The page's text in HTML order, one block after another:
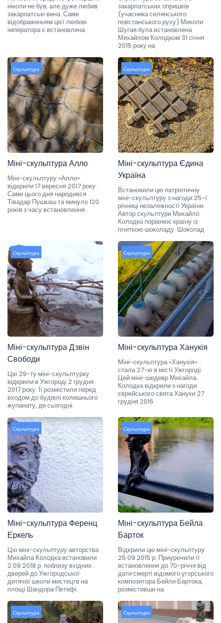
ніколи не був, але дуже любив
закарпатські вина. Саме
відображенням цієї любові
імператора є встановлена
закарпатських опришків
(учасника селянського
повстанського руху) Миколи
Шугая була встановлена
Михайлом Колодком 31 січня
2015 року на
Скульптури
Міні-скульптура Алло
Міні-скульптуру «Алло»
відкрили 17 вересня 2017 року.
Саме цього дня народився
Тівадар Пушкаш та минуло 120
років з часу встановлення
Скульптури
Міні-скульптура Єдина
Україна
Встановили цю патріотичну
міні-скульптуру з нагоди 25-ї
річниці незалежності України.
Автор скульптури Михайло
Колодко порівнює країну із
плиткою шоколаду. Шоколад
Скульптури
Міні-скульптура Дзвін
Свободи
Цю 29-ту міні-скульптурку
відкрили в Ужгороді 2 грудня
2017 року. Її розмістили перед
входом до будівлі колишнього
жупанату, де сьогодні
Скульптури
Міні-скульптура Ханукія
Міні-скульптура «Ханукія»
стала 27-ю в місті Ужгороді.
Цей міні-шедевр Михайла
Колодка відкрили з нагоди
єврейського свята Хануки 27
грудня 2016
Скульптури
Міні-скульптура Ференц
Еркель
Цю міні-скульптуру авторства
Михайла Колодка встановили
2.09.2018 р. поблизу вхідних
дверей до Ужгородської
дитячої школи мистецтв на
площі Шандора Петефі.
Скульптури
Міні-скульптура Бейла
Барток
Відкрили цю міні-скульптуру
25.09.2015 р. Приурочили її
встановлення до 70-річчя від
дати смерті відомого угорського
композитора Бейли Бартока,
розмістивши на
Скульптури Скульптури